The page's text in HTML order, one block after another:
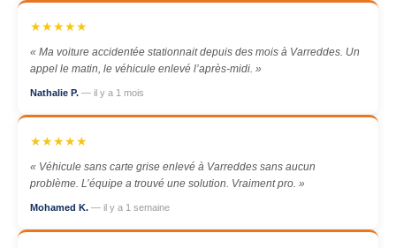
★★★★★
« Ma voiture accidentée stationnait depuis des mois à Varreddes. Un
appel le matin, le véhicule enlevé l’après-midi. »
Nathalie P. — il y a 1 mois
★★★★★
« Véhicule sans carte grise enlevé à Varreddes sans aucun
problème. L’équipe a trouvé une solution. Vraiment pro. »
Mohamed K. — il y a 1 semaine